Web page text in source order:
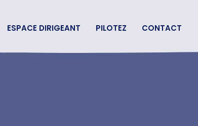
ESPACE DIRIGEANT PILOTEZ CONTACT